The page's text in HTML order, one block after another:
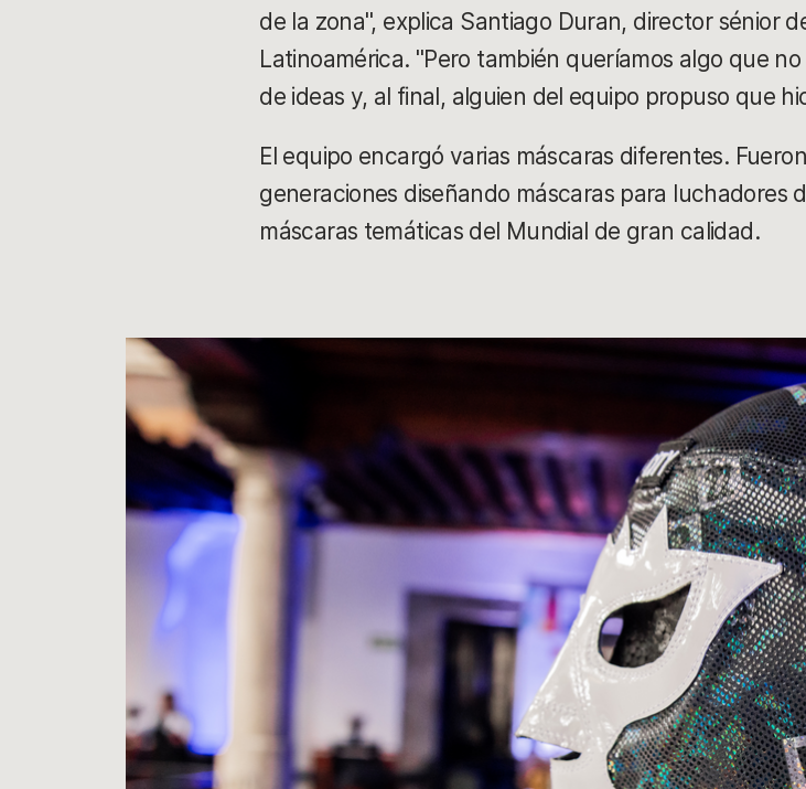
de la zona", explica Santiago Duran, director sénior
Latinoamérica. "Pero también queríamos algo que
de ideas y, al final, alguien del equipo propuso que
El equipo encargó varias máscaras diferentes.
generaciones diseñando máscaras para luchadores
máscaras temáticas del Mundial de gran calidad.